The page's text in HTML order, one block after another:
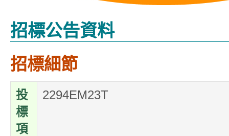
始
招標公告資料
招標細節
投
標
項
2294EM23T